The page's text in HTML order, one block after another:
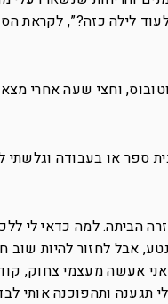
לעוד לילה כזה?”, לקראת
וחצי שעה אחרי
ספר או בעבודה וגלשתי
הביתה. למה כדאי לי
אבל לחזור להיות
אעשה מעצמי צחוק,
תגענה ותהפוכנה אותי